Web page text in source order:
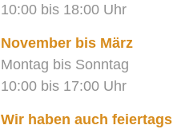
10:00 bis 18:00 Uhr
November bis März
Montag bis Sonntag
10:00 bis 17:00 Uhr
Wir haben auch feiertags